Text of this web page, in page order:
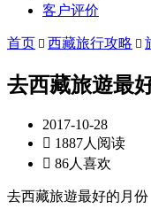
客户评价
首页  西藏旅行攻略 
去西藏旅遊最
2017-10-28
 1887人阅读
 86人喜欢
去西藏旅遊最好的月份